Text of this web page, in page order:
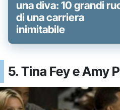
una diva: 10 grandi
di una carriera
inimitabile
5. Tina Fey e Amy